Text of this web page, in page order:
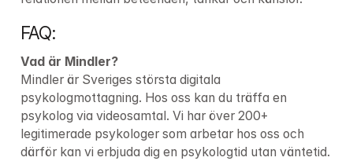
FAQ:
Vad är Mindler?
Mindler är Sveriges största digitala
psykologmottagning. Hos oss kan du träffa en
psykolog via videosamtal. Vi har över 200+
legitimerade psykologer som arbetar hos oss och
därför kan vi erbjuda dig en psykologtid utan väntetid.